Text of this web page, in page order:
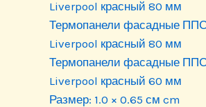
Термопанели фасадные
Liverpool красный 80 мм
Термопанели фасадные
Liverpool красный 60 мм
Размер: 1.0 × 0.65 см cm